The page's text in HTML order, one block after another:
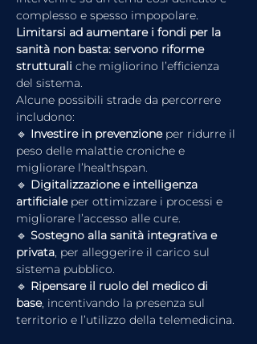
complesso e spesso impopolare.
Limitarsi ad aumentare i fondi per la
sanità non basta: servono riforme
strutturali che migliorino l’efficienza
del sistema.
Alcune possibili strade da percorrere
includono:
🔹 Investire in prevenzione per ridurre il
peso delle malattie croniche e
migliorare l’healthspan.
🔹 Digitalizzazione e intelligenza
artificiale per ottimizzare i processi e
migliorare l’accesso alle cure.
🔹 Sostegno alla sanità integrativa e
privata, per alleggerire il carico sul
sistema pubblico.
🔹 Ripensare il ruolo del medico di
base, incentivando la presenza sul
territorio e l’utilizzo della telemedicina.